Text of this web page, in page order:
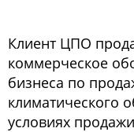
Клиент ЦПО
коммерческое
бизнеса по
климатического
условиях продажи